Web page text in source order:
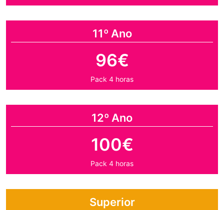
11º Ano
96€
Pack 4 horas
12º Ano
100€
Pack 4 horas
Superior